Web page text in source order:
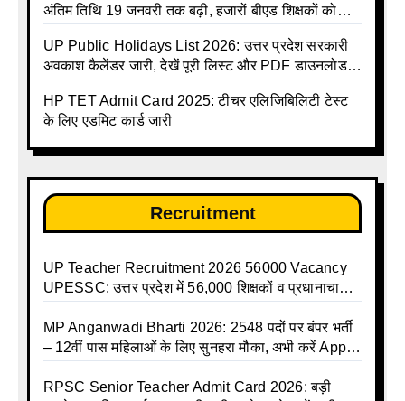
अंतिम तिथि 19 जनवरी तक बढ़ी, हजारों बीएड शिक्षकों को
UP Public Holidays List 2026: उत्तर प्रदेश सरकारी
अवकाश कैलेंडर जारी, देखें पूरी लिस्ट और PDF डाउनलोड
talika | Sarkari Avkash Talika | Up Holidays List |
Holidays Calendar
HP TET Admit Card 2025: टीचर एलिजिबिलिटी टेस्ट
के लिए एडमिट कार्ड जारी
Recruitment
UP Teacher Recruitment 2026 56000 Vacancy
UPESSC: उत्तर प्रदेश में 56,000 शिक्षकों व प्रधानाचार्यों
MP Anganwadi Bharti 2026: 2548 पदों पर बंपर भर्ती
– 12वीं पास महिलाओं के लिए सुनहरा मौका, अभी करें Apply
RPSC Senior Teacher Admit Card 2026: बड़ी